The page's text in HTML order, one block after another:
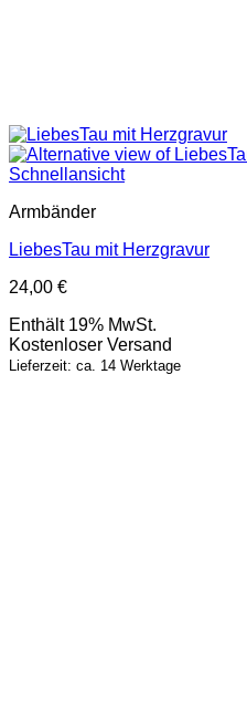
Schnellansicht
Armbänder
LiebesTau mit Herzgravur
24,00 €
Enthält 19% MwSt.
Kostenloser Versand
Lieferzeit: ca. 14 Werktage